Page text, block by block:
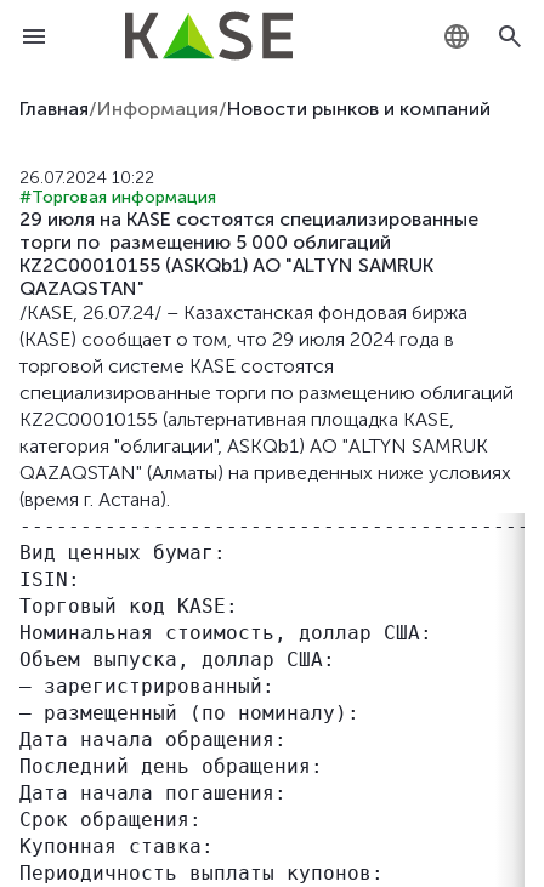
KZ
EN
Главная/Информация/Новости рынков и компаний
26.07.2024 10:22
#Торговая информация
29 июля на KASE состоятся специализированные
торги по размещению 5 000 облигаций
KZ2C00010155 (ASKQb1) АО "ALTYN SAMRUK
QAZAQSTAN"
/KASE, 26.07.24/ – Казахстанская фондовая биржа
(KASE) сообщает о том, что 29 июля 2024 года в
торговой системе KASE состоятся
специализированные торги по размещению облигаций
KZ2C00010155 (альтернативная площадка KASE,
категория "облигации", ASKQb1) АО "ALTYN SAMRUK
QAZAQSTAN" (Алматы) на приведенных ниже условиях
(время г. Астана).
Вид ценных бумаг:
ISIN:
Торговый код KASE:
Номинальная стоимость, доллар США:
Объем выпуска, доллар США:
– зарегистрированный:                     6
– размещенный (по номиналу):              1
Дата начала обращения:
Последний день обращения:
Дата начала погашения:
Срок обращения:                           3
Купонная ставка:
Периодичность выплаты купонов:            2